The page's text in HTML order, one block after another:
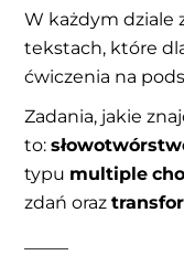
W każdym dziale
tekstach, które
ćwiczenia na
Zadania, jakie
to:
typu multiple
zdań oraz